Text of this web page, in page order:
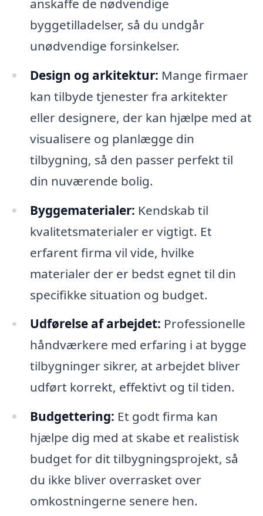
anskaffe de nødvendige
byggetilladelser, så du undgår
unødvendige forsinkelser.
Design og arkitektur: Mange firmaer
kan tilbyde tjenester fra arkitekter
eller designere, der kan hjælpe med at
visualisere og planlægge din
tilbygning, så den passer perfekt til
din nuværende bolig.
Byggematerialer: Kendskab til
kvalitetsmaterialer er vigtigt. Et
erfarent firma vil vide, hvilke
materialer der er bedst egnet til din
specifikke situation og budget.
Udførelse af arbejdet: Professionelle
håndværkere med erfaring i at bygge
tilbygninger sikrer, at arbejdet bliver
udført korrekt, effektivt og til tiden.
Budgettering: Et godt firma kan
hjælpe dig med at skabe et realistisk
budget for dit tilbygningsprojekt, så
du ikke bliver overrasket over
omkostningerne senere hen.